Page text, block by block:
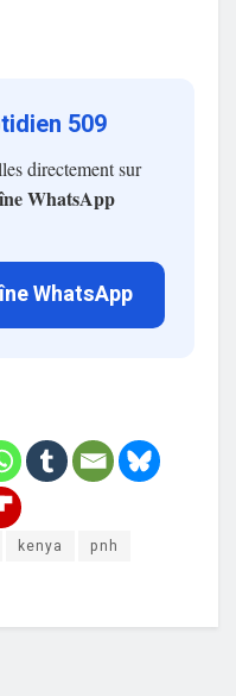
509
directement sur
WhatsApp
WhatsApp
kenya pnh